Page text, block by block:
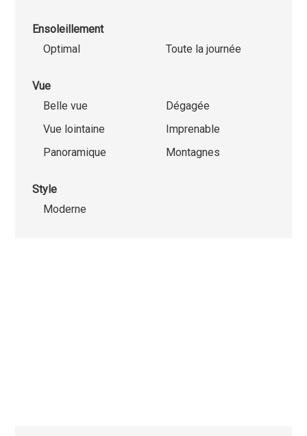
Ensoleillement
Optimal
Toute la journée
Vue
Belle vue
Dégagée
Vue lointaine
Imprenable
Panoramique
Montagnes
Style
Moderne